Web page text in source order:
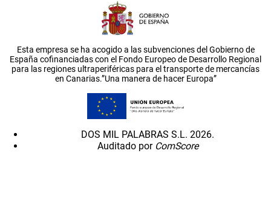
Esta empresa se ha acogido a las subvenciones del Gobierno de
España cofinanciadas con el Fondo Europeo de Desarrollo Regional
para las regiones ultraperiféricas para el transporte de mercancías
en Canarias.”Una manera de hacer Europa”
DOS MIL PALABRAS S.L. 2026.
Auditado por ComScore